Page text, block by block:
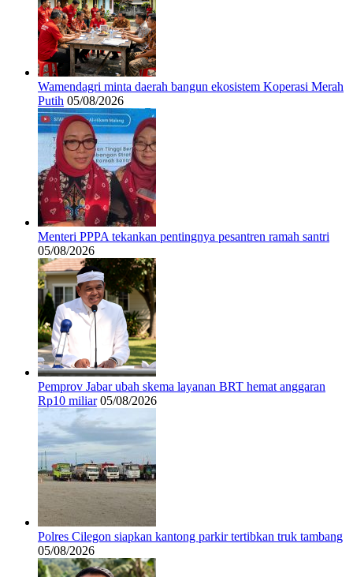
Wamendagri minta daerah bangun ekosistem Koperasi Merah
Putih 05/08/2026
Menteri PPPA tekankan pentingnya pesantren ramah santri
05/08/2026
Pemprov Jabar ubah skema layanan BRT hemat anggaran
Rp10 miliar 05/08/2026
Polres Cilegon siapkan kantong parkir tertibkan truk tambang
05/08/2026